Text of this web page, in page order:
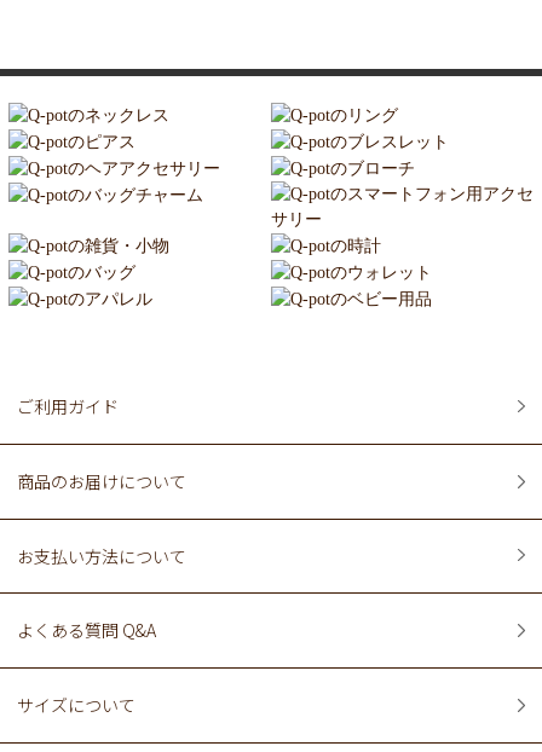
ご利用ガイド
商品のお届けについて
お支払い方法について
よくある質問 Q&A
サイズについて